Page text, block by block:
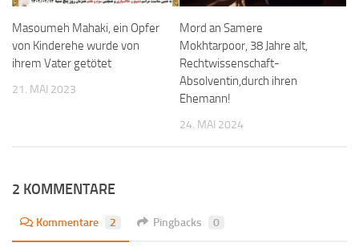
Masoumeh Mahaki, ein Opfer
von Kinderehe wurde von
ihrem Vater getötet
21. MAI 2023
Mord an Samere
Mokhtarpoor, 38 Jahre alt,
Rechtwissenschaft-
Absolventin,durch ihren
Ehemann!
24. MAI 2024
2 KOMMENTARE
Kommentare 2 Pingbacks 0